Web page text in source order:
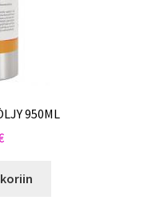
950ML